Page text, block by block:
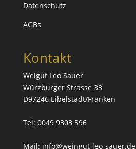
Datenschutz
AGBs
Kontakt
Weigut Leo Sauer
Würzburger Strasse 33
D97246 Eibelstadt/Franken
Tel: 0049 9303 596
Mail: info@weingut-leo-sauer.de